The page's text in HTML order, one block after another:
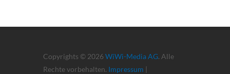
Copyrights © 2026 WiWi-Media AG. Alle
Rechte vorbehalten. Impressum |